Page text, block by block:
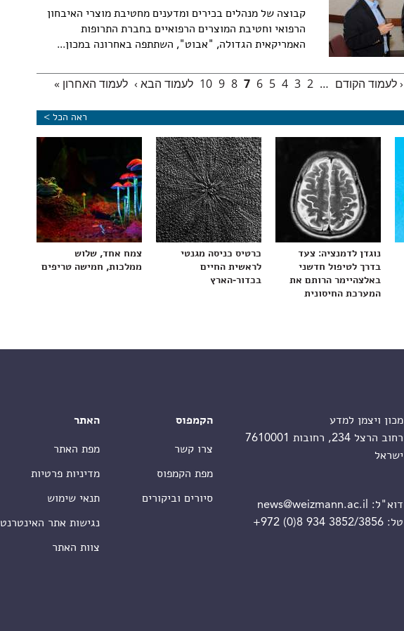
קבוצה של מנהלים בכירים ומדענים מחטיבת מוצרי האיבחון
הרפואי וחטיבת המוצרים הרפואיים בחברת התרופות
האמריקאית הגדולה, "אבוט", השתתפה באחרונה במכון...
‹ לעמוד הקודם …
2
3
4
5
6
7
8
9
10 לעמוד הבא › לעמוד האחרון »
ראה הכל >
נוגדן לדמנציה: צעד
בדרך לטיפול חדשני
באלצהיימר הרותם את
המערכת החיסונית
כרטיס כניסה מגנטי
לראשית החיים
בכדור-הארץ
צמח אחד, שלוש
ממלכות, חמישה טריפים
מכון ויצמן למדע
רחוב הרצל 234, רחובות 7610001
ישראל
דוא"ל:
news@weizmann.ac.il
טל:+972 (0)8 934 3852/3856
הקמפוס
צרו קשר
מפת הקמפוס
סיורים וביקורים
האתר
מפת האתר
מדיניות פרטיות
תנאי שימוש
נגישות אתר האינטרנט
צוות האתר